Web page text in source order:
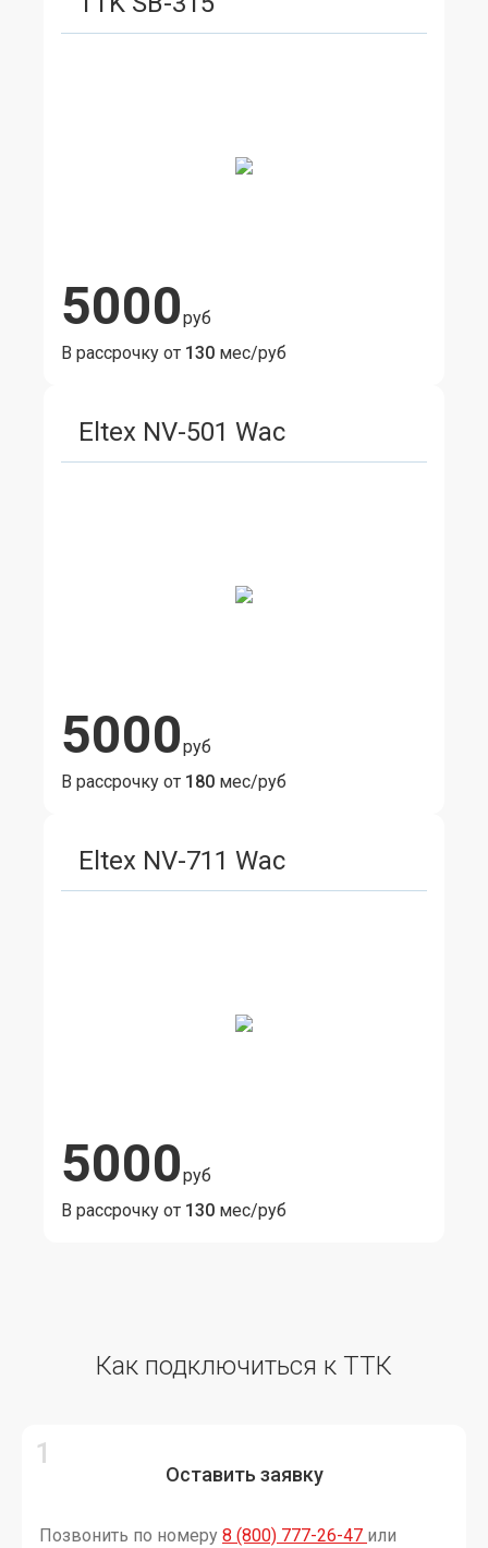
5000руб
В рассрочку от 130 мес/руб
Eltex NV-501 Wac
5000руб
В рассрочку от 180 мес/руб
Eltex NV-711 Wac
5000руб
В рассрочку от 130 мес/руб
Как подключиться к ТТК
Оставить заявку
Позвонить по номеру 8 (800) 777-26-47 или